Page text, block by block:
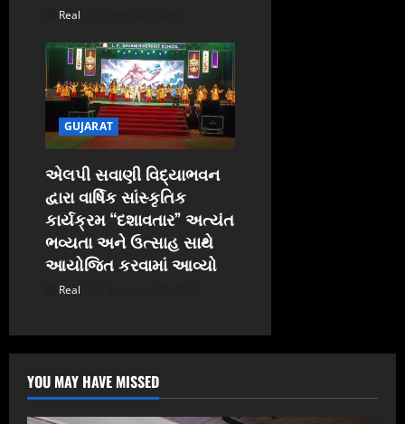
Real
GUJARAT
એલપી સવાણી વિદ્યાભવન
દ્વારા વાર્ષિક સાંસ્કૃતિક
કાર્યક્રમ “દશાવતાર” અત્યંત
ભવ્યતા અને ઉત્સાહ સાથે
આયોજિત કરવામાં આવ્યો
Real
YOU MAY HAVE MISSED